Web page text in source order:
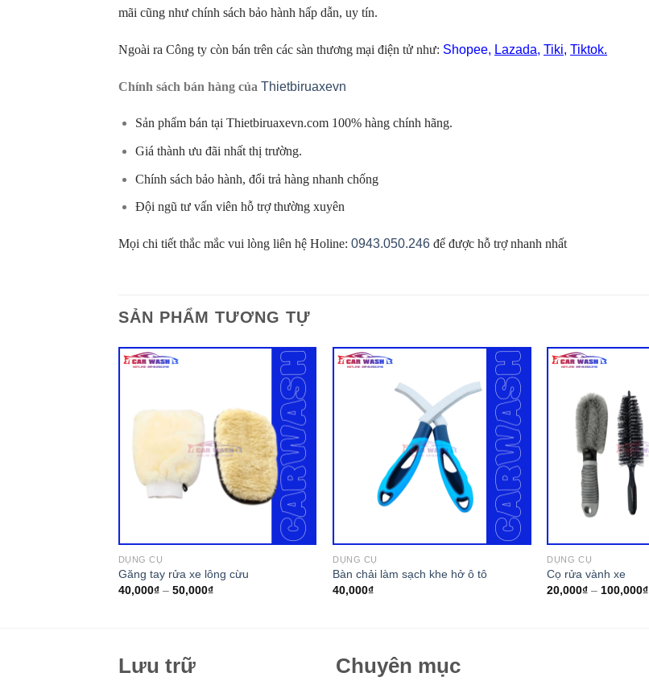
mãi cũng như chính sách bảo hành hấp dẫn, uy tín.
Ngoài ra Công ty còn bán trên các sàn thương mại điện tử như: Shopee, Lazada, Tiki, Tiktok.
Chính sách bán hàng của Thietbiruaxevn
Sản phẩm bán tại Thietbiruaxevn.com 100% hàng chính hãng.
Giá thành ưu đãi nhất thị trường.
Chính sách bảo hành, đổi trả hàng nhanh chống
Đội ngũ tư vấn viên hỗ trợ thường xuyên
Mọi chi tiết thắc mắc vui lòng liên hệ Holine: 0943.050.246 để được hỗ trợ nhanh nhất
SẢN PHẨM TƯƠNG TỰ
DỤNG CỤ
Găng tay rửa xe lông cừu
40,000₫– 50,000₫
DỤNG CỤ
Bàn chải làm sạch khe hở ô tô
40,000₫
DỤNG CỤ
Cọ rửa vành xe
20,000₫ –100,000₫
Lưu trữ Chuyên mục